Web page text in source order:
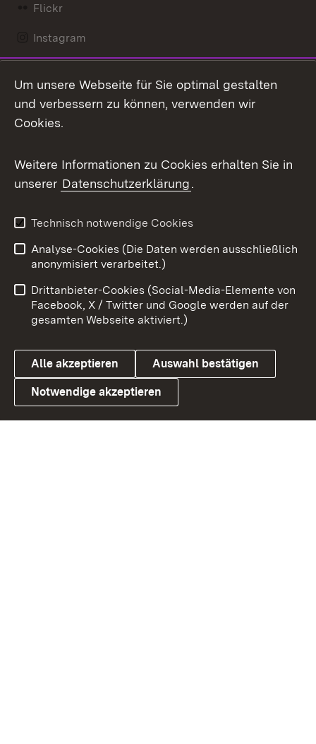
Flickr
Instagram
Mastodon
Messenger
Social Wall
X / Twitter
Youtube
Link zum Landesportal
Benutzungshinweise
Barrierefreiheit
Datenschutz
Cookies
Um unsere Webseite für Sie optimal gestalten
und verbessern zu können, verwenden wir
Cookies.
Weitere Informationen zu Cookies erhalten Sie in
unserer Datenschutzerklärung.
Technisch notwendige Cookies
Analyse-Cookies (Die Daten werden ausschließlich
anonymisiert verarbeitet.)
Drittanbieter-Cookies (Social-Media-Elemente von
Facebook, X / Twitter und Google werden auf der
gesamten Webseite aktiviert.)
Alle akzeptieren Auswahl bestätigen
Notwendige akzeptieren